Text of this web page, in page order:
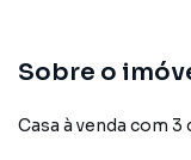
Sobre o
Casa à venda com 3